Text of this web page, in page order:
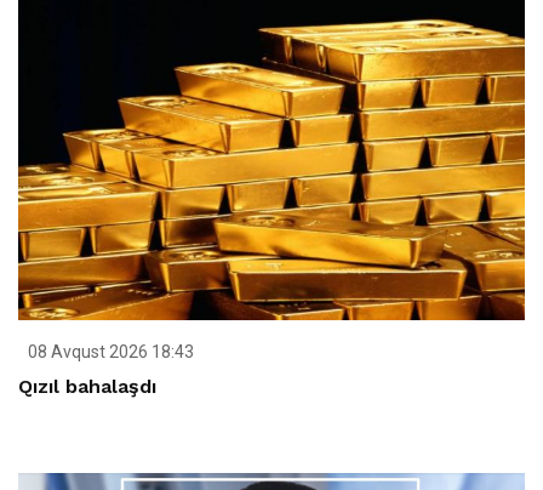
08 Avqust 2026 18:43
Qızıl bahalaşdı